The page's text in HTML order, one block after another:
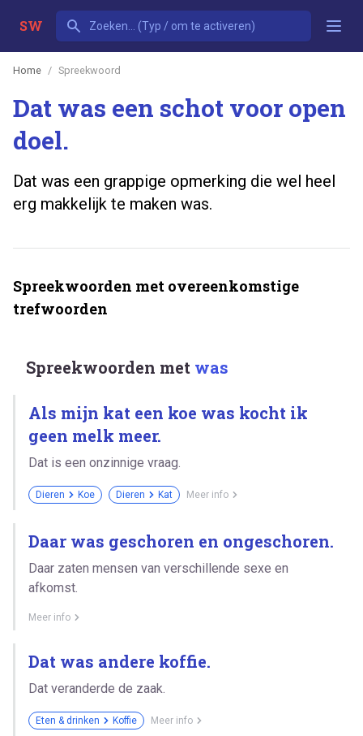
SW
Home Spreekwoord
Dat was een schot voor open
doel.
Dat was een grappige opmerking die wel heel
erg makkelijk te maken was.
Spreekwoorden met overeenkomstige
trefwoorden
Spreekwoorden met was
Als mijn kat een koe was kocht ik
geen melk meer.
Dat is een onzinnige vraag.
Dieren Koe Dieren Kat Meer info
Daar was geschoren en ongeschoren.
Daar zaten mensen van verschillende sexe en
afkomst.
Meer info
Dat was andere koffie.
Dat veranderde de zaak.
Eten & drinken Koffie Meer info